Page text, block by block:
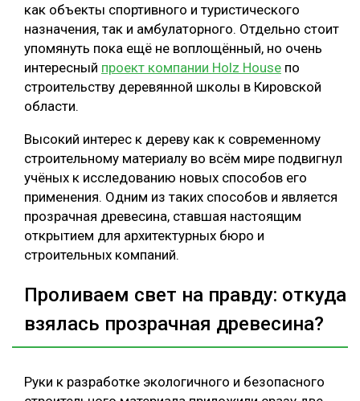
как объекты спортивного и туристического
назначения, так и амбулаторного. Отдельно стоит
упомянуть пока ещё не воплощённый, но очень
интересный проект компании Holz House по
строительству деревянной школы в Кировской
области.
Высокий интерес к дереву как к современному
строительному материалу во всём мире подвигнул
учёных к исследованию новых способов его
применения. Одним из таких способов и является
прозрачная древесина, ставшая настоящим
открытием для архитектурных бюро и
строительных компаний.
Проливаем свет на правду: откуда
взялась прозрачная древесина?
Руки к разработке экологичного и безопасного